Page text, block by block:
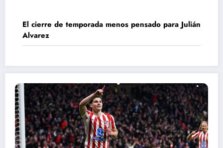
El cierre de temporada menos pensado para Julián
Alvarez